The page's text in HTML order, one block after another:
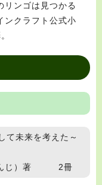
リンゴは見つかる
ンクラフト公式小
未来を考えた～
んじ）著 2冊